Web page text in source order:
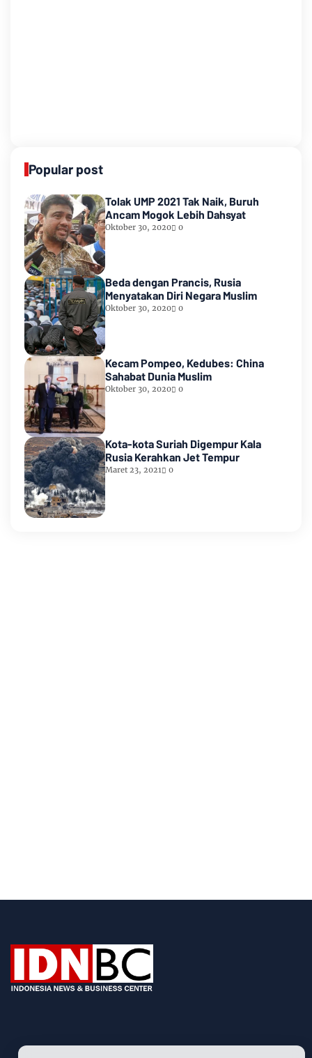
Popular post
Tolak UMP 2021 Tak Naik, Buruh
Ancam Mogok Lebih Dahsyat
Oktober 30, 2020 0
Beda dengan Prancis, Rusia
Menyatakan Diri Negara Muslim
Oktober 30, 2020 0
Kecam Pompeo, Kedubes: China
Sahabat Dunia Muslim
Oktober 30, 2020 0
Kota-kota Suriah Digempur Kala
Rusia Kerahkan Jet Tempur
Maret 23, 2021 0